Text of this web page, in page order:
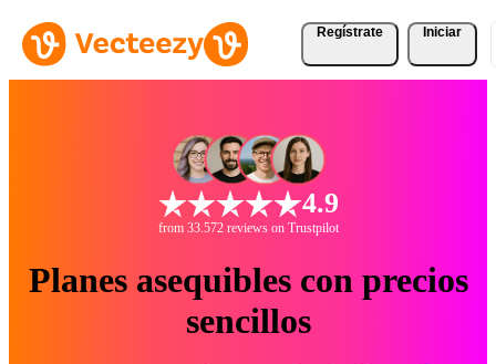
Regístrate Iniciar
4.9
from 33.572 reviews on Trustpilot
Planes asequibles con precios
sencillos